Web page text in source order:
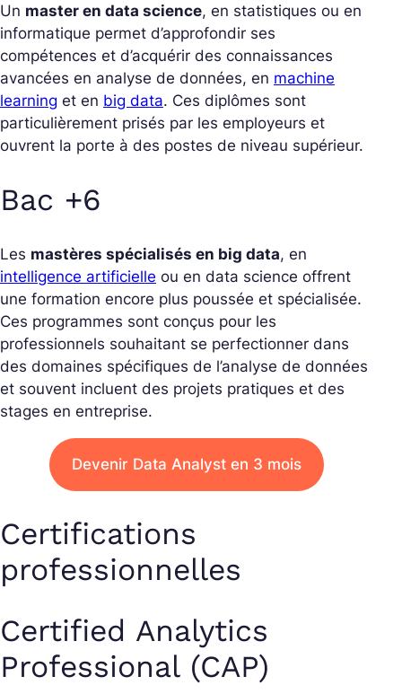
Un master en data science, en statistiques ou en
informatique permet d’approfondir ses
compétences et d’acquérir des connaissances
avancées en analyse de données, en machine
learning et en big data. Ces diplômes sont
particulièrement prisés par les employeurs et
ouvrent la porte à des postes de niveau supérieur.
Bac +6
Les mastères spécialisés en big data, en
intelligence artificielle ou en data science offrent
une formation encore plus poussée et spécialisée.
Ces programmes sont conçus pour les
professionnels souhaitant se perfectionner dans
des domaines spécifiques de l’analyse de données
et souvent incluent des projets pratiques et des
stages en entreprise.
Devenir Data Analyst en 3 mois
Certifications
professionnelles
Certified Analytics
Professional (CAP)